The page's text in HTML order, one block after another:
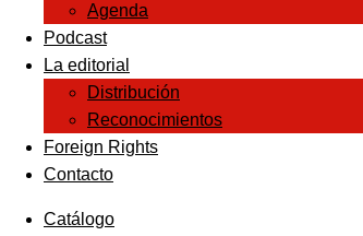
Agenda
Podcast
La editorial
Distribución
Reconocimientos
Foreign Rights
Contacto
Catálogo